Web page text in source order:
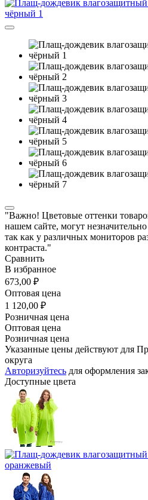
"Важно! Цветовые оттенки
нашем сайте, могут
так как у различных мониторов
контраста."
Сравнить
В избранное
673,00 ₽
Оптовая цена
1 120,00 ₽
Розничная цена
Оптовая цена
Розничная цена
Указанные цены действуют для
округа
Авторизуйтесь для оформления
Доступные цвета